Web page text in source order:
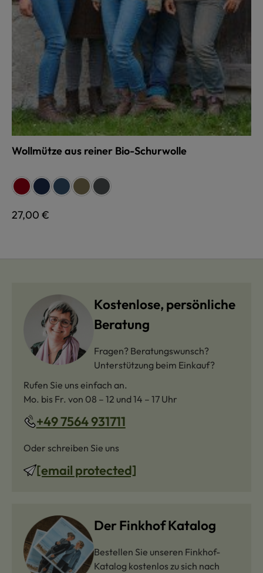
Wollmütze aus reiner Bio-Schurwolle
Farbe auswählen
rot marinejeans olive anthrazit
Regulärer Preis:
27,00 €
Kostenlose, persönliche
Beratung
Fragen? Beratungswunsch?
Unterstützung beim Einkauf?
Rufen Sie uns einfach an.
Mo. bis Fr. von 08 – 12 und 14 – 17 Uhr
+49 7564 931711
Oder schreiben Sie uns
[email protected]
Der Finkhof Katalog
Bestellen Sie unseren Finkhof-
Katalog kostenlos zu sich nach